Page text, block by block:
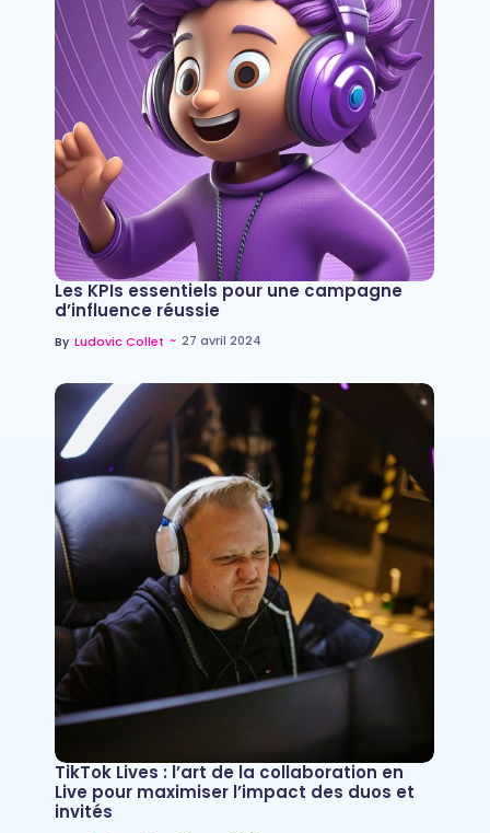
Les KPIs essentiels pour une campagne
d’influence réussie
By Ludovic Collet ~ 27 avril 2024
TikTok Lives : l’art de la collaboration en
Live pour maximiser l’impact des duos et
invités